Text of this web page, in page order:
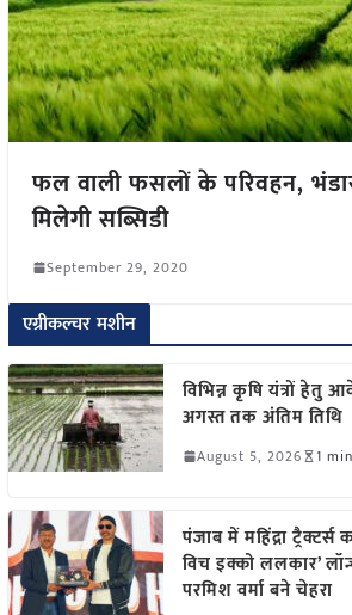
फल वाली फसलों के परिवहन,
मिलेगी सब्सिडी
September 29, 2020
एग्रीकल्चर मशीन
विभिन्न कृषि यंत्रों
अगस्त तक अंतिम तिथि
August 5, 2026 1
पंजाब में महिंद्रा ट्रैक्टर्स
विच इक्को ललकार’
परमिश वर्मा बने चेहरा